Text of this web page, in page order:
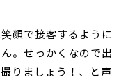
顔で接客するように
。せっかくなので出
りましょう！、と声